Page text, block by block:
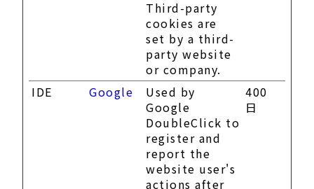
Third-party
cookies are
set by a third-
party website
or company.
IDE Google
Used by
Google
DoubleClick to
register and
report the
website user's
actions after
400
日